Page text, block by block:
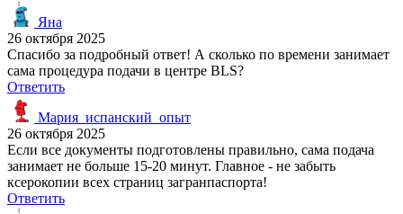
Яна
26 октября 2025
Спасибо за подробный ответ! А сколько по времени занимает
сама процедура подачи в центре BLS?
Ответить
Мария_испанский_опыт
26 октября 2025
Если все документы подготовлены правильно, сама подача
занимает не больше 15-20 минут. Главное - не забыть
ксерокопии всех страниц загранпаспорта!
Ответить